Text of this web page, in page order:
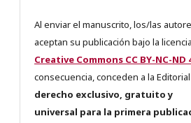
Al enviar el manuscrito, los/las
aceptan su publicación bajo la licencia
Creative Commons CC BY-NC-ND
consecuencia, conceden a la
derecho exclusivo, gratuito y
universal para la primera